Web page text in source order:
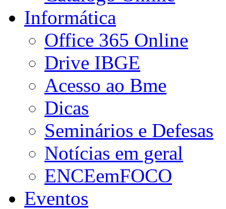
Informática
Office 365 Online
Drive IBGE
Acesso ao Bme
Dicas
Seminários e Defesas
Notícias em geral
ENCEemFOCO
Eventos